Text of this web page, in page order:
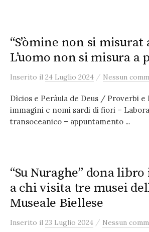
“S’òmine non si
L’uomo non si misura a
Inserito il 24 Luglio 2024 / Nessun
Dìcios e Peràula de Deus / Proverbi e
immagini e nomi sardi di fiori –
transoceanico – appuntamento ...
“Su Nuraghe” dona
a chi visita tre musei
Museale Biellese
Inserito il 23 Luglio 2024 / Nessun